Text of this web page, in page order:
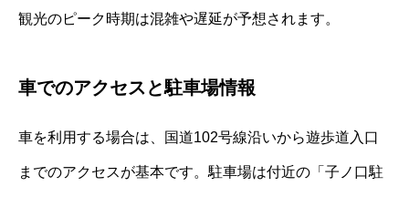
観光のピーク時期は混雑や遅延が予想されます。
車でのアクセスと駐車場情報
車を利用する場合は、国道102号線沿いから遊歩道入口
までのアクセスが基本です。駐車場は付近の「子ノ口駐